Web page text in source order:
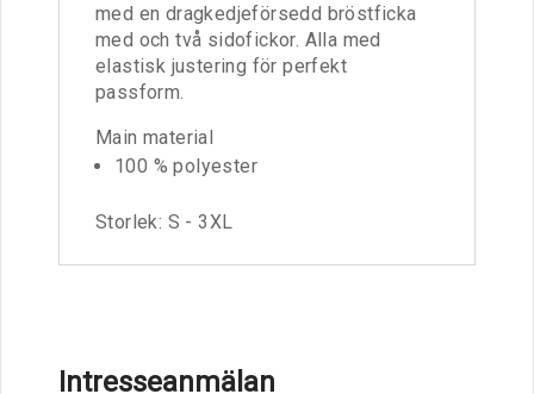
med en dragkedjeförsedd bröstficka
med och två sidofickor. Alla med
elastisk justering för perfekt
passform.
Main material
100 % polyester
Storlek: S - 3XL
Intresseanmälan